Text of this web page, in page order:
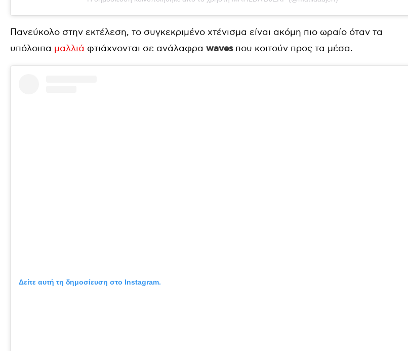
Πανεύκολο στην εκτέλεση, το συγκεκριμένο χτένισμα είναι ακόμη πιο ωραίο όταν τα
υπόλοιπα μαλλιά φτιάχνονται σε ανάλαφρα wavesπου κοιτούν προς τα μέσα.
Δείτε αυτή τη δημοσίευση στο Instagram.